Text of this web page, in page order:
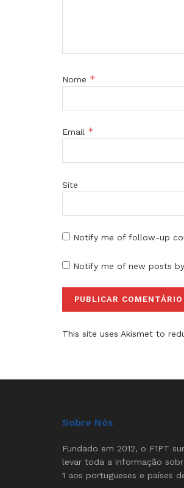
Nome *
Email *
Site
Notify me of follow-up
Notify me of new posts
This site uses Akismet to
Sobre Nós
Fundado em 2012, o F1PT
levar toda a informação
1 aos portugueses e países